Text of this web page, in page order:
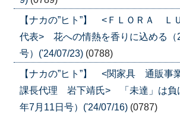
【ナカの”ヒト”】 <ＦＬＯＲＡ Ｌ
代表> 花への情熱を香りに込める（
号）('24/07/23) (0788)
【ナカの”ヒト”】 <関家具 通販事
課長代理 岩下靖氏> 「未達」は負
年7月11日号）('24/07/16) (0787)